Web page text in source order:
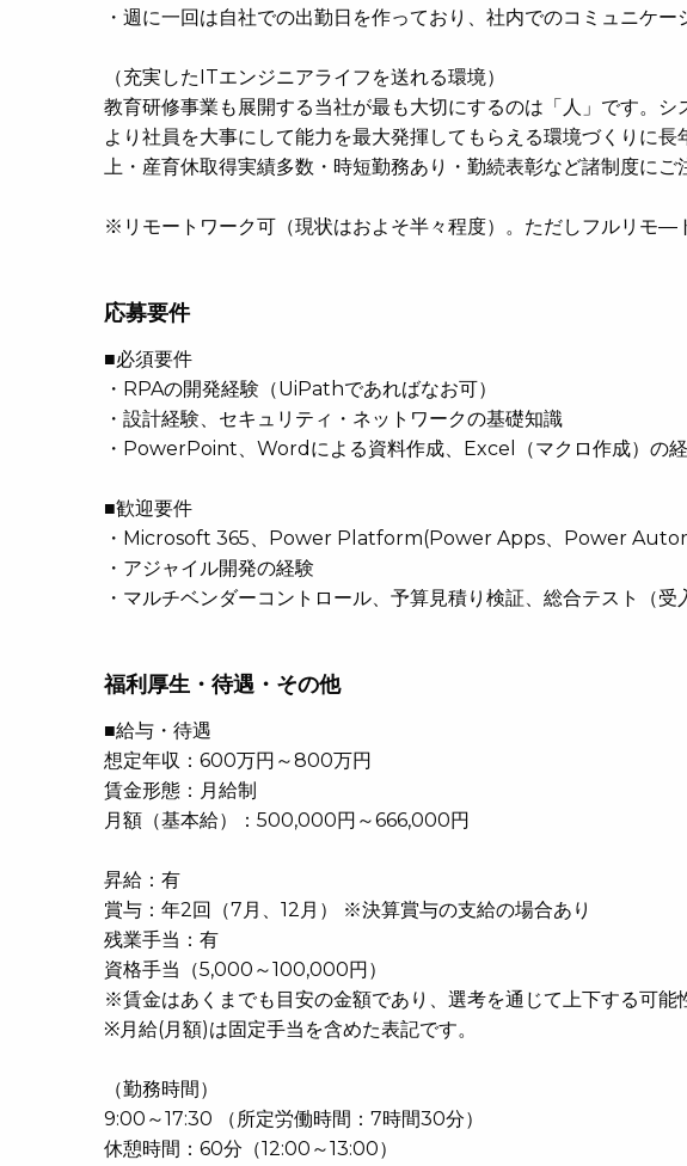
・週に一回は自社での出勤日を作っており、社内でのコミュニケ
（充実したITエンジニアライフを送れる環境）
教育研修事業も展開する当社が最も大切にするのは「人」です。
より社員を大事にして能力を最大発揮してもらえる環境づくりに
上・産育休取得実績多数・時短勤務あり・勤続表彰など諸制度にご
※リモートワーク可（現状はおよそ半々程度）。ただしフルリモ―
応募要件
■必須要件
・RPAの開発経験（UiPathであればなお可）
・設計経験、セキュリティ・ネットワークの基礎知識
・PowerPoint、Wordによる資料作成、Excel（マクロ作成）の
■歓迎要件
・Microsoft 365、Power Platform(Power Apps、Power
・アジャイル開発の経験
・マルチベンダーコントロール、予算見積り検証、総合テスト（
福利厚生・待遇・その他
■給与・待遇
想定年収：600万円～800万円
賃金形態：月給制
月額（基本給）：500,000円～666,000円
昇給：有
賞与：年2回（7月、12月） ※決算賞与の支給の場合あり
残業手当：有
資格手当（5,000～100,000円）
※賃金はあくまでも目安の金額であり、選考を通じて上下する可能
※月給(月額)は固定手当を含めた表記です。
（勤務時間）
9:00～17:30 （所定労働時間：7時間30分）
休憩時間：60分（12:00～13:00）